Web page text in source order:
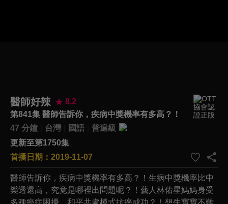
醫師好辣
8.2
第841集 醫師告訴你，疾病中獎機率有多高？！
47 分鐘
台灣 國語
普遍級
更新至第1750集
首播日期：2019-11-07
醫師告訴你，疾病中獎機率有多高？！生病中獎機率比中
樂透還高，究竟是哪裡出問題呢？！藝人林佑星媽媽身受
多種癌症困擾，和平共處模式抗癌成功？！想生寶寶不難